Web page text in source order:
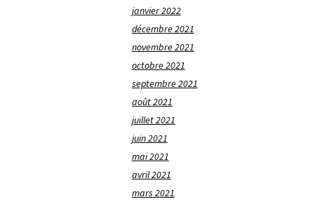
janvier 2022
décembre 2021
novembre 2021
octobre 2021
septembre 2021
août 2021
juillet 2021
juin 2021
mai 2021
avril 2021
mars 2021